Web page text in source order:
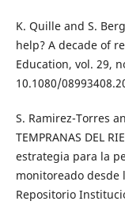
K. Quille and S.
help? A decade of
Education, vol. 29,
10.1080/
S. Ramirez-Torres
TEMPRANAS DEL
estrategia para la
monitoreado desde
Repositorio